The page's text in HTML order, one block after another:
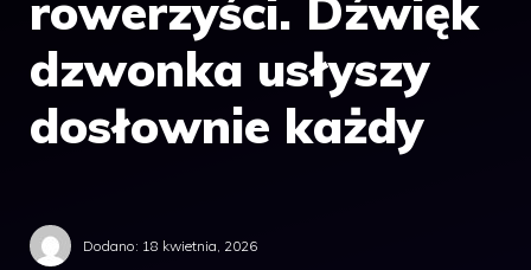
rowerzyści. Dźwięk
dzwonka usłyszy
dosłownie każdy
Dodano: 18 kwietnia, 2026